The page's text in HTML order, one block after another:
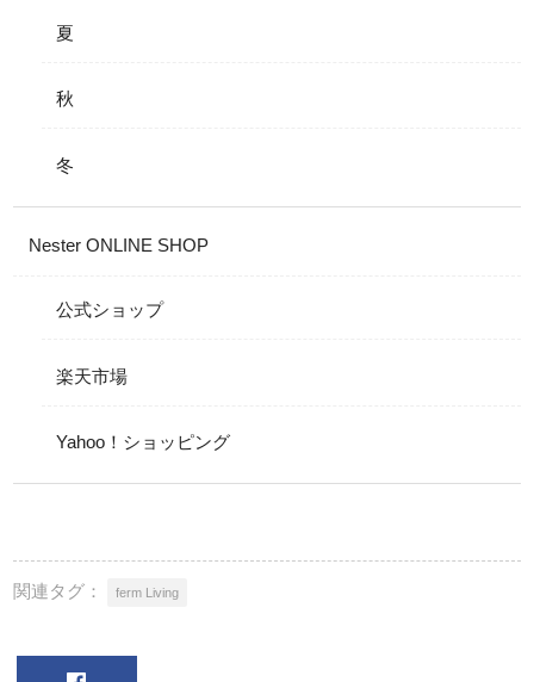
夏
秋
冬
Nester ONLINE SHOP
公式ショップ
楽天市場
Yahoo！ショッピング
関連タグ： ferm Living